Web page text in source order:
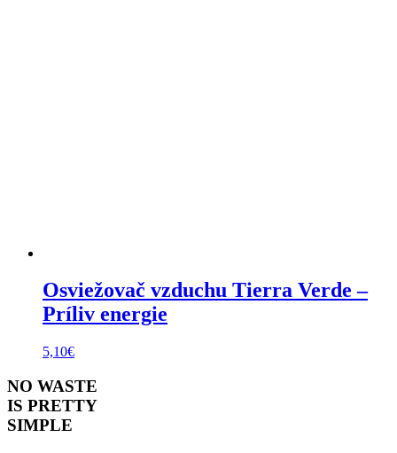
Osviežovač vzduchu Tierra Verde –
Príliv energie
5,10€
NO WASTE
IS PRETTY
SIMPLE